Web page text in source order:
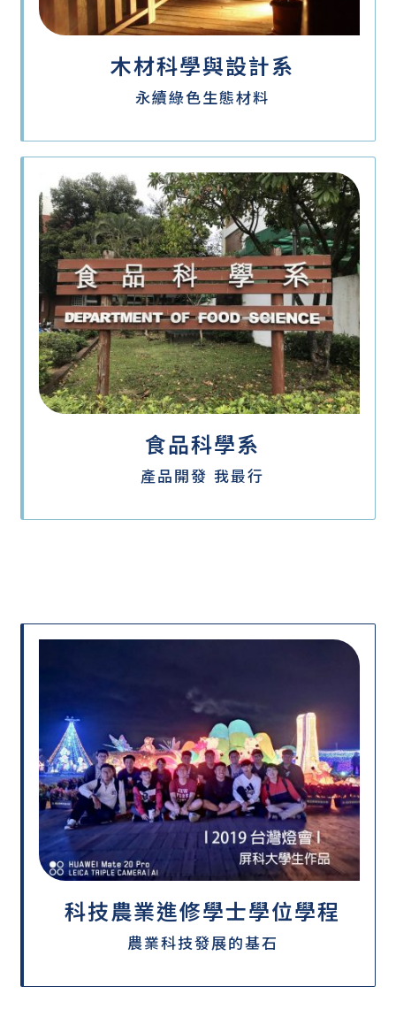
木材科學與設計系
永續綠色生態材料
食品科學系
產品開發 我最行
科技農業進修學士學位學程
農業科技發展的基石